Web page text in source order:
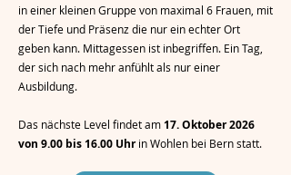
in einer kleinen Gruppe von maximal 6 Frauen, mit
der Tiefe und Präsenz die nur ein echter Ort
geben kann. Mittagessen ist inbegriffen. Ein Tag,
der sich nach mehr anfühlt als nur einer
Ausbildung.
Das nächste Level findet am17. Oktober 2026
von 9.00 bis 16.00 Uhrin Wohlen bei Bern statt.